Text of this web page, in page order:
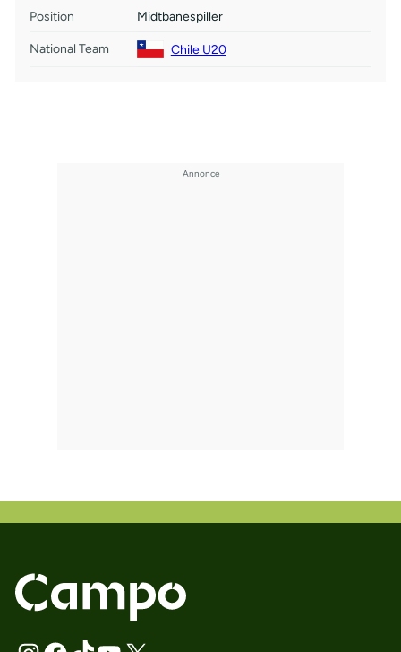
Position Midtbanespiller
National Team Chile U20